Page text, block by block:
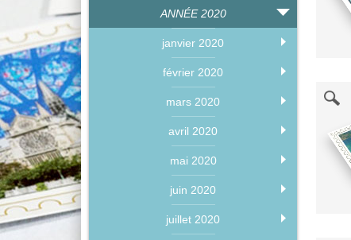
ANNÉE 2020
janvier 2020
février 2020
mars 2020
avril 2020
mai 2020
juin 2020
juillet 2020